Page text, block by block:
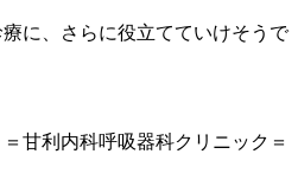
に、さらに役立てていけそうで
甘利内科呼吸器科クリニック＝